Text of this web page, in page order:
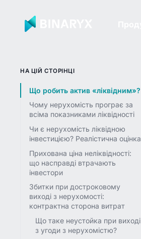
НА ЦІЙ СТОРІНЦІ
Що робить актив «ліквідним»?
Чому нерухомість програє за
всіма показниками ліквідності
Чи є нерухомість ліквідною
інвестицією? Реалістична оцінка
Прихована ціна неліквідності:
що насправді втрачають
інвестори
Збитки при достроковому
виході з нерухомості:
контрактна сторона витрат
Що таке неустойка при виході
з угоди з нерухомістю?